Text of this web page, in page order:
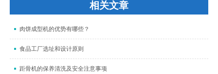
相关文章
肉饼成型机的优势有哪些？
食品工厂选址和设计原则
距骨机的保养清洗及安全注意事项